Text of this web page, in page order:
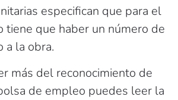
especifican que para el
tiene que haber un número de
a la obra.
más del reconocimiento de
de empleo puedes leer la